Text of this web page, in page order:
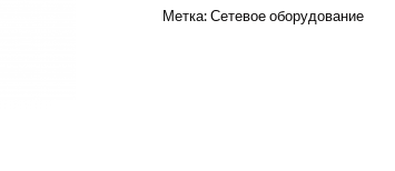
Метка:Сетевое оборудование